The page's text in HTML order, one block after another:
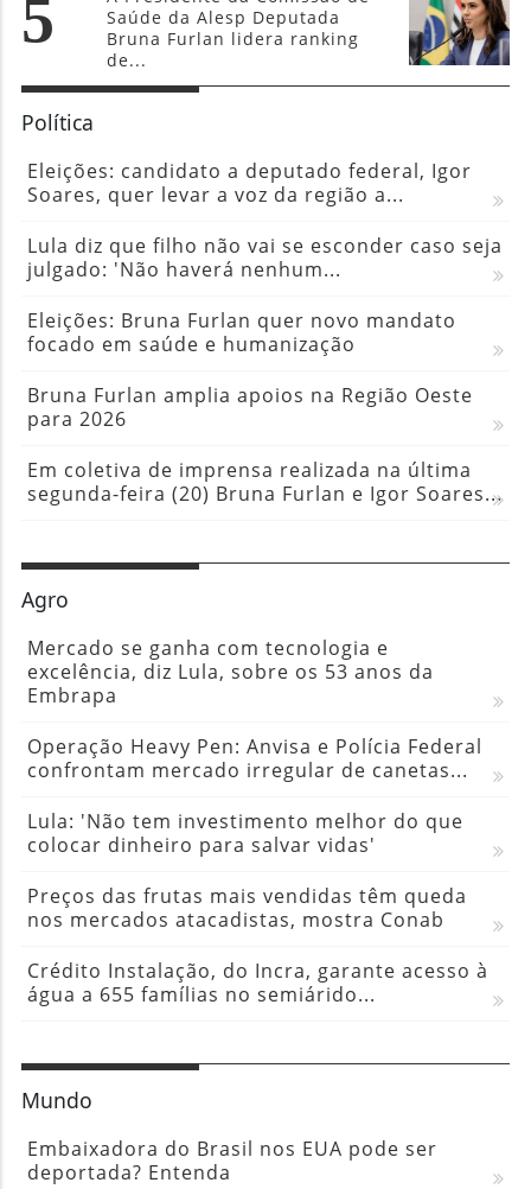
5
Saúde da Alesp Deputada
Bruna Furlan lidera ranking
de...
Política
Eleições: candidato a deputado federal, Igor
Soares, quer levar a voz da região a...
Lula diz que filho não vai se esconder caso seja
julgado: 'Não haverá nenhum...
Eleições: Bruna Furlan quer novo mandato
focado em saúde e humanização
Bruna Furlan amplia apoios na Região Oeste
para 2026
Em coletiva de imprensa realizada na última
segunda-feira (20) Bruna Furlan e Igor Soares...
Agro
Mercado se ganha com tecnologia e
excelência, diz Lula, sobre os 53 anos da
Embrapa
Operação Heavy Pen: Anvisa e Polícia Federal
confrontam mercado irregular de canetas...
Lula: 'Não tem investimento melhor do que
colocar dinheiro para salvar vidas'
Preços das frutas mais vendidas têm queda
nos mercados atacadistas, mostra Conab
Crédito Instalação, do Incra, garante acesso à
água a 655 famílias no semiárido...
Mundo
Embaixadora do Brasil nos EUA pode ser
deportada? Entenda